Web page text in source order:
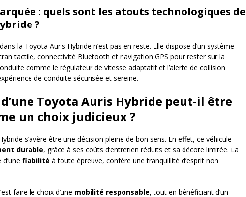
: quels sont les atouts technologiques de
?
la Toyota Auris Hybride n’est pas en reste. Elle dispose d’un système
tactile, connectivité Bluetooth et navigation GPS pour rester sur la
comme le régulateur de vitesse adaptatif et l’alerte de collision
de conduite sécurisée et sereine.
d’une Toyota Auris Hybride peut-il être
un choix judicieux ?
s’avère être une décision pleine de bon sens. En effet, ce véhicule
durable, grâce à ses coûts d’entretien réduits et sa décote limitée. La
fiabilité à toute épreuve, confère une tranquillité d’esprit non
faire le choix d’une mobilité responsable, tout en bénéficiant d’un